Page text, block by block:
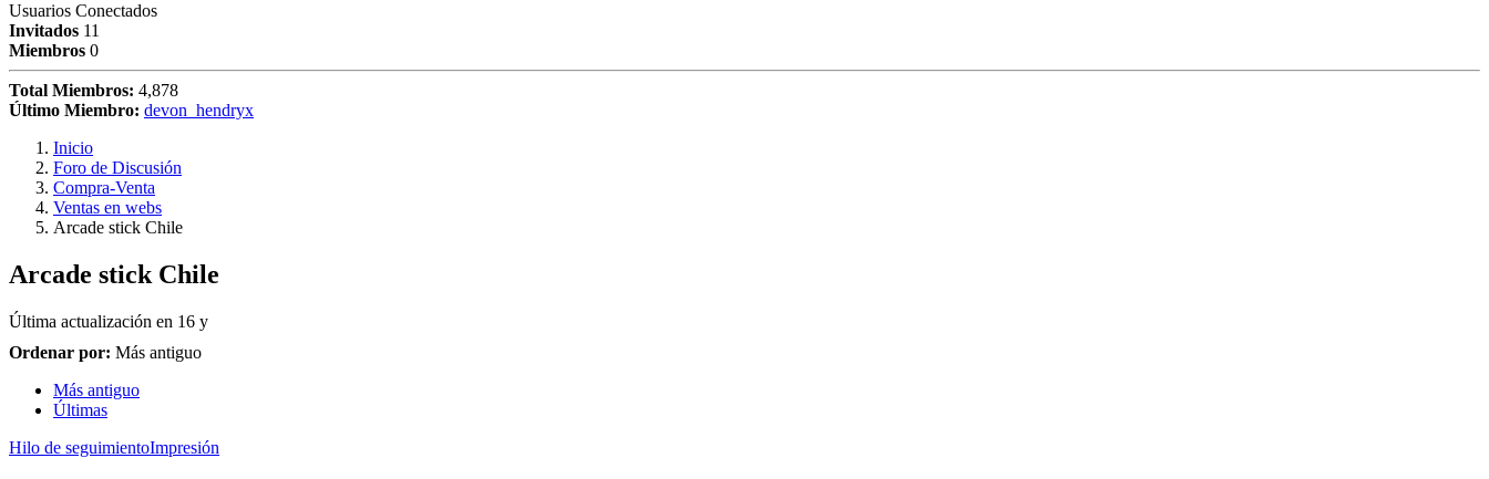
Usuarios Conectados
Invitados 11
Miembros 0
Total Miembros: 4,878
Último Miembro: devon_hendryx
Inicio
Foro de Discusión
Compra-Venta
Ventas en webs
Arcade stick Chile
Arcade stick Chile
Última actualización en 16 y
Ordenar por: Más antiguo
Más antiguo
Últimas
Hilo de seguimientoImpresión